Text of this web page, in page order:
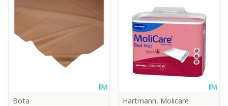
Bota
Hartmann, Molicare